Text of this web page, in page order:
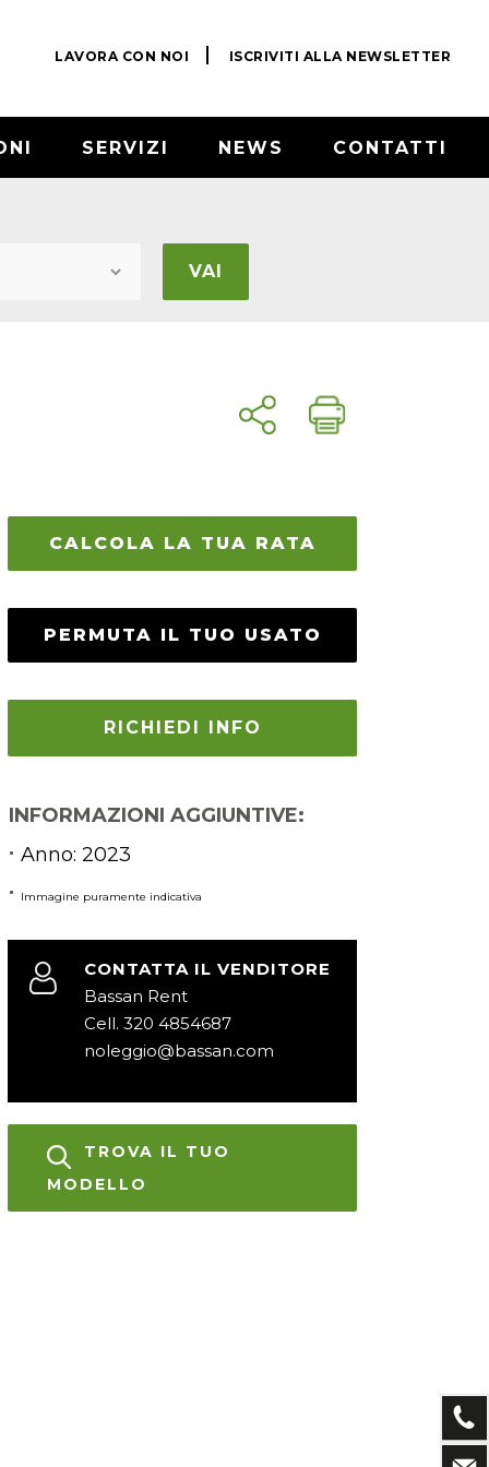
LAVORA CON NOI ISCRIVITI ALLA NEWSLETTER
SERVIZI NEWS CONTATTI
VAI
CALCOLA LA TUA RATA
PERMUTA IL TUO USATO
RICHIEDI INFO
INFORMAZIONI AGGIUNTIVE:
Anno: 2023
Immagine puramente indicativa
CONTATTA IL VENDITORE
Bassan Rent
Cell. 320 4854687
noleggio@bassan.com
TROVA IL TUO
MODELLO